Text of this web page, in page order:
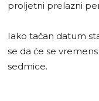
proljetni prelazni
Iako tačan datum
se da će se
sedmice.